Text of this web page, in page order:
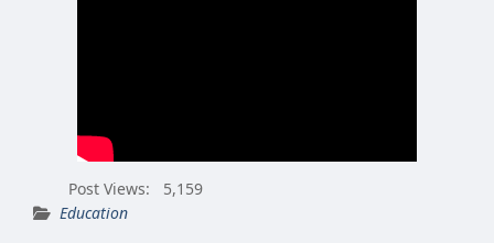
Post Views:
5,159
Education